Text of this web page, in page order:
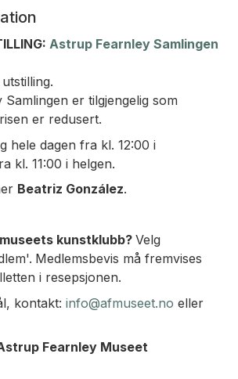
Astrup Fearnley Samlingen
er tilgjengelig som
er redusert.
hele dagen fra kl. 12:00 i
kl. 11:00 i helgen.
Beatriz González.
kunstklubb? Velg
Medlemsbevis må fremvises
i resepsjonen.
kontakt: info@afmuseet.no eller
Fearnley Museet